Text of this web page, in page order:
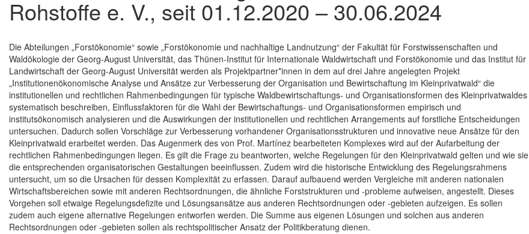
Rohstoffe e. V., seit 01.12.2020 – 30.06.2024
Die Abteilungen „Forstökonomie“ sowie „Forstökonomie und nachhaltige Landnutzung“ der Fakultät für Forstwissenschaften und
Waldökologie der Georg-August Universität, das Thünen-Institut für Internationale Waldwirtschaft und Forstökonomie und das Institut für
Landwirtschaft der Georg-August Universität werden als Projektpartner*innen in dem auf drei Jahre angelegten Projekt
„Institutionenökonomische Analyse und Ansätze zur Verbesserung der Organisation und Bewirtschaftung im Kleinprivatwald“ die
institutionellen und rechtlichen Rahmenbedingungen für typische Waldbewirtschaftungs- und Organisationsformen des Kleinprivatwaldes
systematisch beschreiben, Einflussfaktoren für die Wahl der Bewirtschaftungs- und Organisationsformen empirisch und
institutsökonomisch analysieren und die Auswirkungen der institutionellen und rechtlichen Arrangements auf forstliche Entscheidungen
untersuchen. Dadurch sollen Vorschläge zur Verbesserung vorhandener Organisationsstrukturen und innovative neue Ansätze für den
Kleinprivatwald erarbeitet werden. Das Augenmerk des von Prof. Martínez bearbeiteten Komplexes wird auf der Aufarbeitung der
rechtlichen Rahmenbedingungen liegen. Es gilt die Frage zu beantworten, welche Regelungen für den Kleinprivatwald gelten und wie sie
die entsprechenden organisatorischen Gestaltungen beeinflussen. Zudem wird die historische Entwicklung des Regelungsrahmens
untersucht, um so die Ursachen für dessen Komplexität zu erfassen. Darauf aufbauend werden Vergleiche mit anderen nationalen
Wirtschaftsbereichen sowie mit anderen Rechtsordnungen, die ähnliche Forststrukturen und -probleme aufweisen, angestellt. Dieses
Vorgehen soll etwaige Regelungsdefizite und Lösungsansätze aus anderen Rechtsordnungen oder -gebieten aufzeigen. Es sollen
zudem auch eigene alternative Regelungen entworfen werden. Die Summe aus eigenen Lösungen und solchen aus anderen
Rechtsordnungen oder -gebieten sollen als rechtspolitischer Ansatz der Politikberatung dienen.